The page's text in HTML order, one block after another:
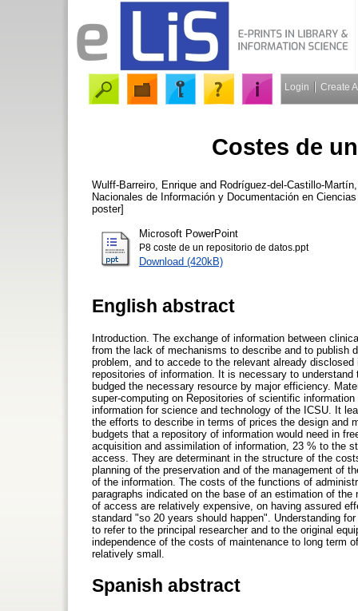
Login Create
Costes de
Wulff-Barreiro, Enrique and Rodríguez-del-Castillo-
Nacionales de Información y Documentación en
poster]
Microsoft PowerPoint
P8 coste de un repositorio de datos.ppt
Download (420kB)
English abstract
Introduction. The exchange of information between
from the lack of mechanisms to describe and to publish
problem, and to accede to the relevant already
repositories of information. It is necessary to
budged the necessary resource by major efficiency.
super-computing on Repositories of scientific
information for science and technology of the ICSU. It
the efforts to describe in terms of prices the design and
budgets that a repository of information would need in
acquisition and assimilation of information, 23 % to the
access. They are determinant in the structure of the
planning of the preservation and of the management of
of the information. The costs of the functions of
paragraphs indicated on the base of an estimation of
of access are relatively expensive, on having assured
standard "so 20 years should happen". Understanding
to refer to the principal researcher and to the original
independence of the costs of maintenance to long term
relatively small.
Spanish abstract